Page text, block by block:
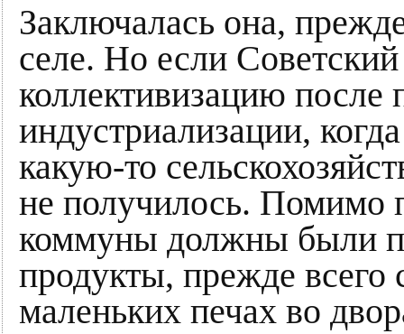
Заключалась она,
селе. Но если
коллективизацию после
индустриализации,
какую-то
не получилось. Помимо
коммуны должны были
продукты, прежде
маленьких печах во